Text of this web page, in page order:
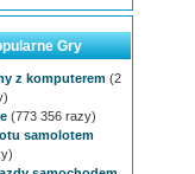
Gry
z komputerem (2
(773 356 razy)
samolotem